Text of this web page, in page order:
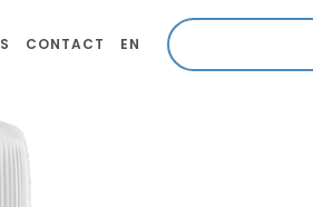
CONTACT EN